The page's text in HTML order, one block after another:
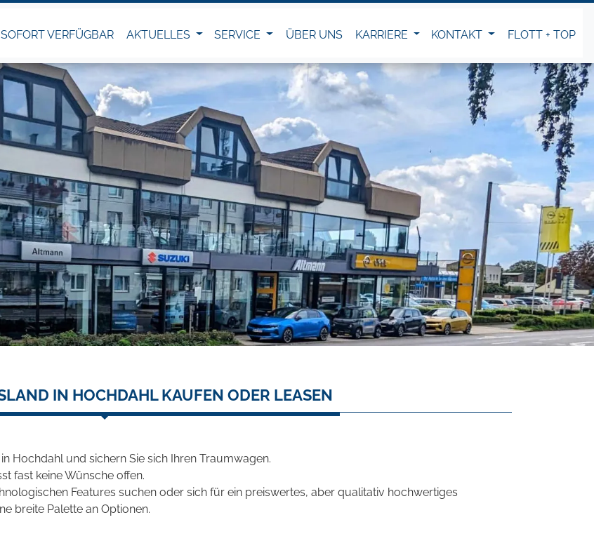
SOFORT VERFÜGBAR AKTUELLES SERVICE ÜBER UNS KARRIERE KONTAKT FLOTT + TOP
IN HOCHDAHL KAUFEN ODER LEASEN
Hochdahl und sichern Sie sich Ihren Traumwagen.
fast keine Wünsche offen.
Features suchen oder sich für ein preiswertes, aber qualitativ hochwertiges
breite Palette an Optionen.